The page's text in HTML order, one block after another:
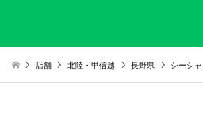
店舗 北陸・甲信越 長野県 シーシャ